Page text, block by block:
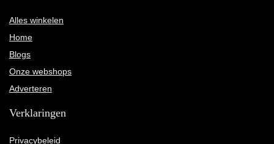
Alles winkelen
Home
Blogs
Onze webshops
Adverteren
Verklaringen
Privacybeleid